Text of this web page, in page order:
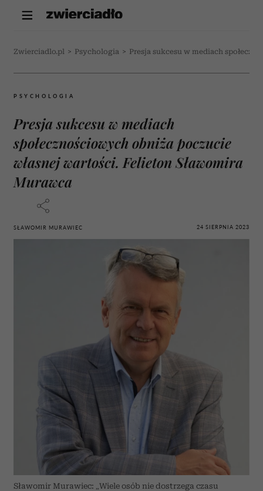
Zwierciadlo.pl > Psychologia > Presja sukcesu w mediach
PSYCHOLOGIA
Presja sukcesu w mediach
społecznościowych obniża poczucie
własnej wartości. Felieton Sławomira
Murawca
SŁAWOMIR MURAWIEC 24 SIERPNIA 2023
Sławomir Murawiec: „Wiele osób nie dostrzega czasu